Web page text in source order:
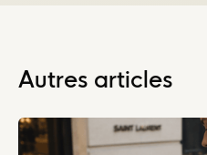
Autres articles